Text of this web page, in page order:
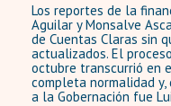
Los reportes de la
Aguilar y Monsalve
de Cuentas Claras sin
actualizados. El
octubre transcurrió en
completa normalidad
a la Gobernación fue